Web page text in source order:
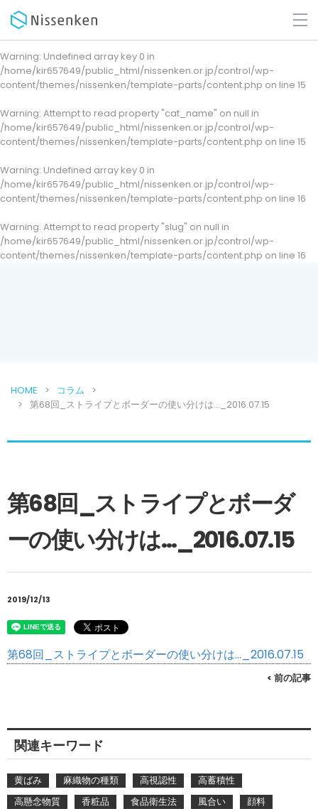
Warning: Undefined array key 0 in
/home/kir657649/public_html/nissenken.or.jp/control/wp-
content/themes/nissenken/template-parts/content.php on line 15
Warning: Attempt to read property "cat_name" on null in
/home/kir657649/public_html/nissenken.or.jp/control/wp-
content/themes/nissenken/template-parts/content.php on line 15
Warning: Undefined array key 0 in
/home/kir657649/public_html/nissenken.or.jp/control/wp-
content/themes/nissenken/template-parts/content.php on line 16
Warning: Attempt to read property "slug" on null in
/home/kir657649/public_html/nissenken.or.jp/control/wp-
content/themes/nissenken/template-parts/content.php on line 16
HOME
コラム
第68回_ストライプとボーダーの使い分けは…_2016.07.15
第68回_ストライプとボーダ
ーの使い分けは…_2016.07.15
2019/12/13
第68回_ストライプとボーダーの使い分けは…_2016.07.15
< 前の記事
関連キーワード
黄ばみ 麻織物の種類 高視認性
高蓄積性
高懸念物質
香粧品 食品衛生法 風合い
顔料